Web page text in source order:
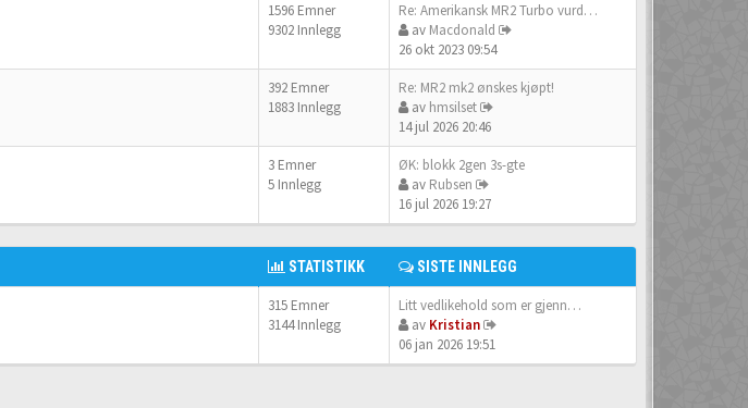
1596 Emner
9302 Innlegg
Re: Amerikansk MR2 Turbo vurd…
av Macdonald
26 okt 2023 09:54
392 Emner
1883 Innlegg
Re: MR2 mk2 ønskes kjøpt!
av hmsilset
14 jul 2026 20:46
3 Emner
5 Innlegg
ØK: blokk 2gen 3s-gte
av Rubsen
16 jul 2026 19:27
STATISTIKK SISTE INNLEGG
315 Emner
3144 Innlegg
Litt vedlikehold som er gjenn…
av Kristian
06 jan 2026 19:51